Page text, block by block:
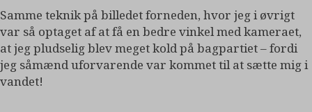
Samme teknik på billedet forneden, hvor jeg i øvrigt
var så optaget af at få en bedre vinkel med kameraet,
at jeg pludselig blev meget kold på bagpartiet – fordi
jeg såmænd uforvarende var kommet til at sætte mig i
vandet!